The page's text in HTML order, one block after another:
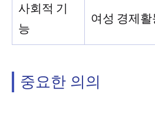
사회적 기
능
여성 경제활
중요한 의의